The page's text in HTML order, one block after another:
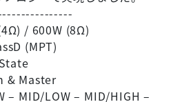
/ 600W (8Ω)
(MPT)
& Master
– MID/LOW – MID/HIGH –